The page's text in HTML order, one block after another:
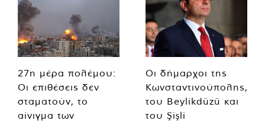
27η μέρα πολέμου:
Οι επιθέσεις δεν
σταματούν, το
αίνιγμα των
Οι δήμαρχοι της
Κωνσταντινούπολης,
του Beylikdüzü και
του Şişli